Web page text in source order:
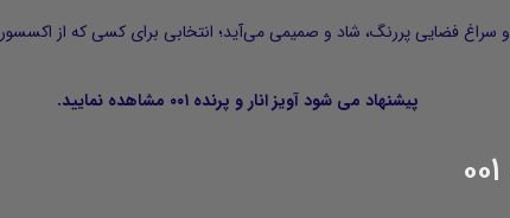
و سراغ فضایی پررنگ، شاد و صمیمی می‌آید؛ انتخابی برای کسی که از
پیشنهاد می شودآویز انار و پرنده ۰۰۱ مشاهده نمایید.